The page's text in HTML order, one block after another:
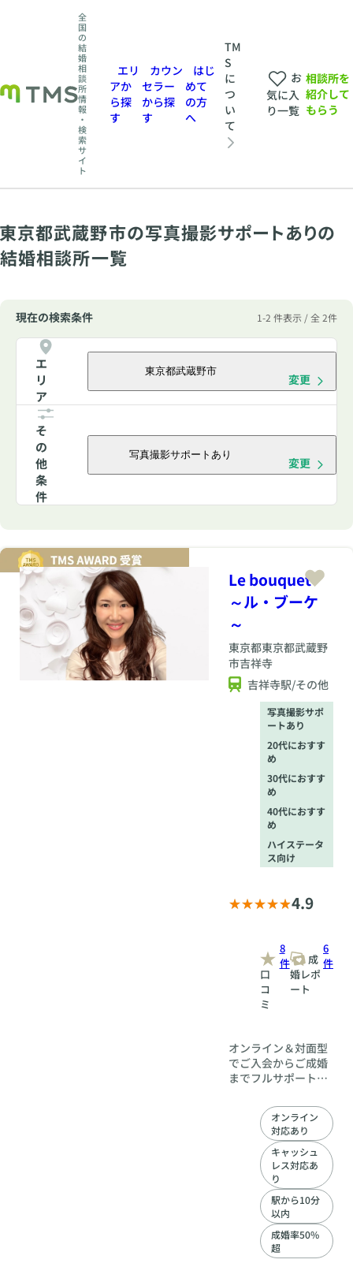
全
国
の
結
婚
相
談
所
情
報
・
検
索
サ
イ
ト
エリ
アか
ら探
す
カウン
セラー
から探
す
はじ
めて
の方
へ
TM
S
に
つ
い
て
お
気に入
り一覧
相談所を
紹介して
もらう
京都武蔵野市の写真撮影サポートありの
結婚相談所一覧
現在の検索条件 1-2 件表示 / 全 2件
エ
リ
ア
東京都武蔵野市
変更
そ
の
他
条
件
写真撮影サポートあり
変更
Le bouquet
～ル・ブーケ
～
東京都東京都武蔵野
市吉祥寺
吉祥寺駅/その他
写真撮影サポ
ートあり
20代におすす
め
30代におすす
め
40代におすす
め
ハイステータ
ス向け
4.9
口
コ
ミ
8
件
成
婚レポ
ート
6
件
オンライン＆対面型
でご入会からご成婚
までフルサポートい
合った丁寧で質の高
いフォロー＆サポー
トをお任せくださ
い。 婚活は何よりも
「ご本人の気持ち」
が大切です。準備は
入念にそして前向き
に進めていきましょ
オンライン
対応あり
キャッシュ
レス対応あ
り
駅から10分
以内
成婚率50%
超